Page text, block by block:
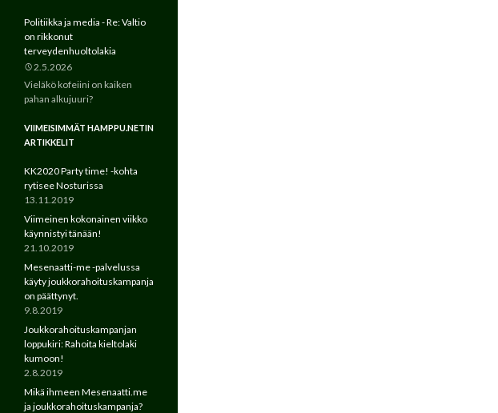
Politiikka ja media - Re: Valtio
on rikkonut
terveydenhuoltolakia
2.5.2026
Vieläkö kofeiini on kaiken
pahan alkujuuri?
VIIMEISIMMÄT HAMPPU.NETIN
ARTIKKELIT
KK2020 Party time! -kohta
rytisee Nosturissa
13.11.2019
Viimeinen kokonainen viikko
käynnistyi tänään!
21.10.2019
Mesenaatti-me -palvelussa
käyty joukkorahoituskampanja
on päättynyt.
9.8.2019
Joukkorahoituskampanjan
loppukiri: Rahoita kieltolaki
kumoon!
2.8.2019
Mikä ihmeen Mesenaatti.me
ja joukkorahoituskampanja?